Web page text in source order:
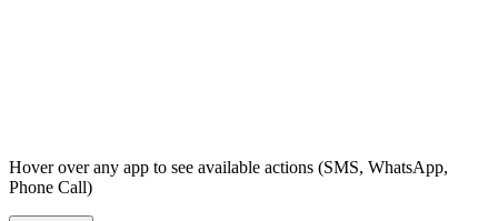
Hover over any app to see available actions (SMS, WhatsApp,
Phone Call)